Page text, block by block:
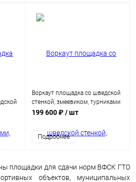
Воркаут площадка со шведской
стенкой, змеевиком, турниками
и брусьями
199 600 ₽/ шт
Подробнее
площадки для сдачи норм ВФСК ГТО
объектов, муниципальных